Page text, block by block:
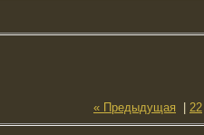
« Предыдущая 22